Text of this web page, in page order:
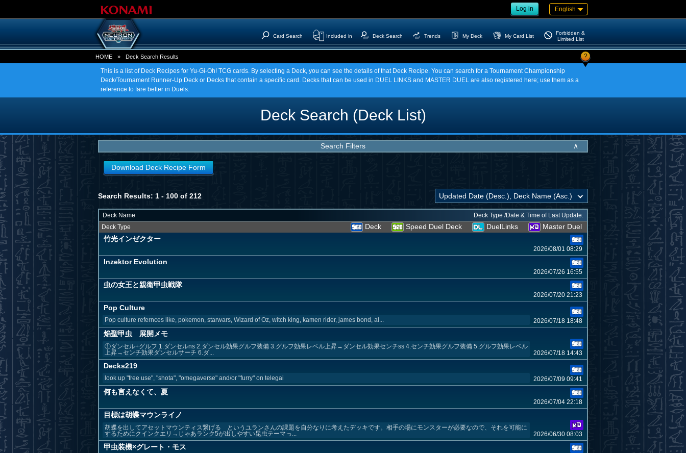
Log in English
Card Search Included in Deck Search Trends My Deck My Card List
Forbidden &
Limited List
HOME » Deck Search Results ?
This is a list of Deck Recipes for Yu-Gi-Oh! TCG cards. By selecting a Deck, you can see the details of that Deck Recipe. You can search for a Tournament Championship
Deck/Tournament Runner-Up Deck or Decks that contain a specific card. Decks that can be used in DUEL LINKS and MASTER DUEL are also registered here; use them as a
reference to fare better in Duels.
Deck Search (Deck List)
Search Filters ∧
Download Deck Recipe Form
Search Results: 1 - 100 of 212
Deck Name
Deck Type /Date & Time of Last Update:
Deck Type
Deck Speed Duel Deck DuelLinks
Master Duel
竹光インゼクター
2026/08/01 08:29
Inzektor Evolution
2026/07/26 16:55
虫の女王と親衛甲虫戦隊
2026/07/20 21:23
Pop Culture
Pop culture refernces like, pokemon, starwars, Wizard of Oz, witch king, kamen rider, james bond, al... 2026/07/18 18:48
焔聖甲虫 展開メモ
①ダンセル+グルフ 1.ダンセルns 2.ダンセル効果グルフ装備 3.グルフ効果レベル上昇→ダンセル効果センチss 4.センチ効果グルフ装備 5.グルフ効果レベル
上昇→センチ効果ダンセルサーチ 6.ダ...
2026/07/18 14:43
Decks219
look up "free use", "shota", "omegaverse" and/or "furry" on telegai 2026/07/09 09:41
何も言えなくて、夏
2026/07/04 22:18
目標は胡蝶マウンライノ
胡蝶を出してアセットマウンティス繋げる というユランさんの課題を自分なりに考えたデッキです。相手の場にモンスターが必要なので、それを可能に
するためにクインクエリ→じゃあランク5が出しやすい昆虫テーマっ...
2026/06/30 08:03
甲虫装機×グレート・モス